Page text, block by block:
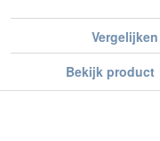
Vergelijken
Bekijk product